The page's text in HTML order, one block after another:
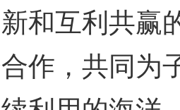
和互利共赢
作，共同为